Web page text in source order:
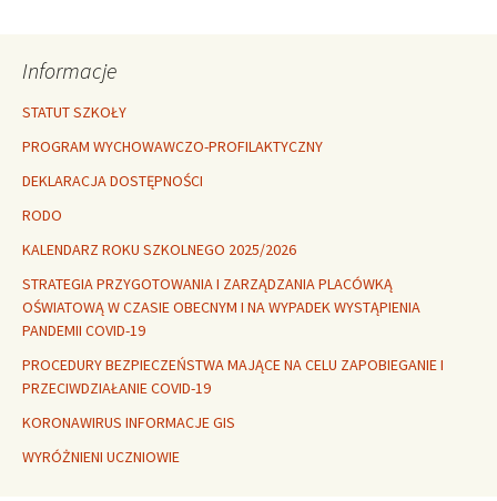
Informacje
STATUT SZKOŁY
PROGRAM WYCHOWAWCZO-PROFILAKTYCZNY
DEKLARACJA DOSTĘPNOŚCI
RODO
KALENDARZ ROKU SZKOLNEGO 2025/2026
STRATEGIA PRZYGOTOWANIA I ZARZĄDZANIA PLACÓWKĄ
OŚWIATOWĄ W CZASIE OBECNYM I NA WYPADEK WYSTĄPIENIA
PANDEMII COVID-19
PROCEDURY BEZPIECZEŃSTWA MAJĄCE NA CELU ZAPOBIEGANIE I
PRZECIWDZIAŁANIE COVID-19
KORONAWIRUS INFORMACJE GIS
WYRÓŻNIENI UCZNIOWIE